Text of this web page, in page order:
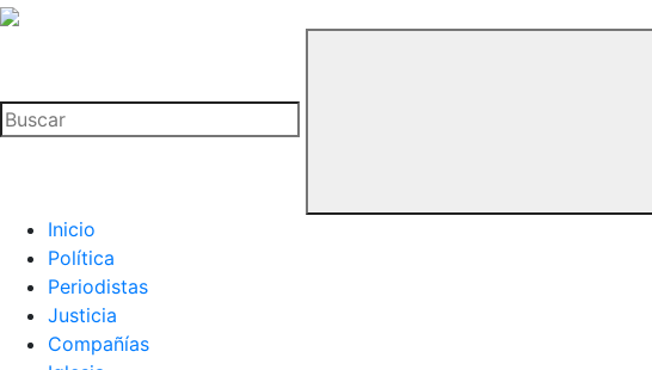
La
Buitre
Inicio
Política
Periodistas
Justicia
Compañías